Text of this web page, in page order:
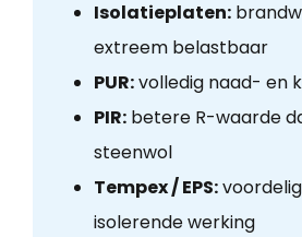
Isolatieplaten:
extreem belastbaar
PUR:volledig naad- en
PIR:betere R-waarde
steenwol
Tempex / EPS:
isolerende werking